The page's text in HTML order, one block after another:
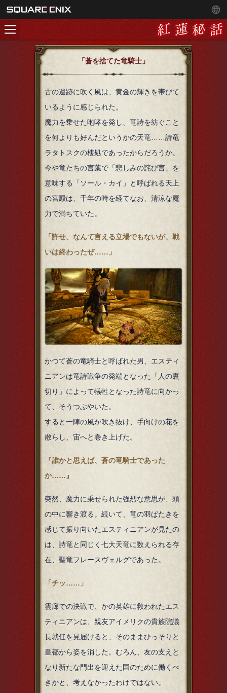
「蒼を捨てた竜騎士」
古の遺跡に吹く風は、黄金の輝きを帯びて
いるように感じられた。
魔力を乗せた咆哮を発し、竜詩を紡ぐこと
を何よりも好んだというかの天竜……詩竜
ラタトスクの棲処であったからだろうか。
今や竜たちの言葉で「悲しみの詫び言」を
意味する「ソール・カイ」と呼ばれる天上
の宮殿は、千年の時を経てなお、清涼な魔
力で満ちていた。
「許せ、なんて言える立場でもないが、戦
いは終わったぜ……」
かつて蒼の竜騎士と呼ばれた男、エスティ
ニアンは竜詩戦争の発端となった「人の裏
切り」によって犠牲となった詩竜に向かっ
て、そうつぶやいた。
すると一陣の風が吹き抜け、手向けの花を
散らし、宙へと巻き上げた。
『誰かと思えば、蒼の竜騎士であった
か……』
突然、魔力に乗せられた強烈な意思が、頭
の中に響き渡る。続いて、竜の羽ばたきを
感じて振り向いたエスティニアンが見たの
は、詩竜と同じく七大天竜に数えられる存
在、聖竜フレースヴェルグであった。
「チッ……」
雲廊での決戦で、かの英雄に救われたエス
ティニアンは、親友アイメリクの貴族院議
長就任を見届けると、そのままひっそりと
皇都から姿を消した。むろん、友の支えと
なり新たな門出を迎えた国のために働くべ
きかと、考えなかったわけではない。